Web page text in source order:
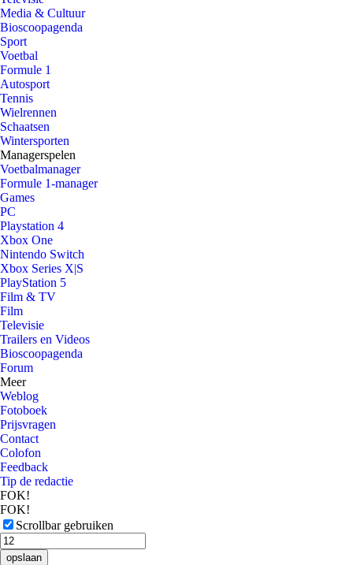
Media & Cultuur
Bioscoopagenda
Sport
Voetbal
Formule 1
Autosport
Tennis
Wielrennen
Schaatsen
Wintersporten
Managerspelen
Voetbalmanager
Formule 1-manager
Games
PC
Playstation 4
Xbox One
Nintendo Switch
Xbox Series X|S
PlayStation 5
Film & TV
Film
Televisie
Trailers en Videos
Bioscoopagenda
Forum
Meer
Weblog
Fotoboek
Prijsvragen
Contact
Colofon
Feedback
Tip de redactie
FOK!
FOK!
Scrollbar gebruiken
opslaan